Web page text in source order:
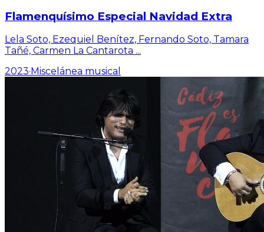
Flamenquísimo Especial Navidad Extra
Lela Soto, Ezequiel Benítez, Fernando Soto, Tamara
Tañé, Carmen La Cantarota ...
2023· Miscelánea musical